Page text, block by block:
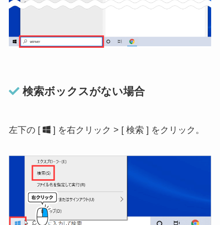
検索ボックスがない場合
左下の [ ] を右クリック > [ 検索 ] をクリック。